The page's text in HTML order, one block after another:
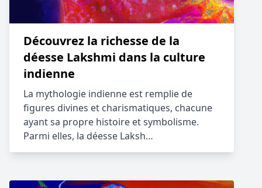
Découvrez la richesse de la
déesse Lakshmi dans la culture
indienne
La mythologie indienne est remplie de
figures divines et charismatiques, chacune
ayant sa propre histoire et symbolisme.
Parmi elles, la déesse Laksh…